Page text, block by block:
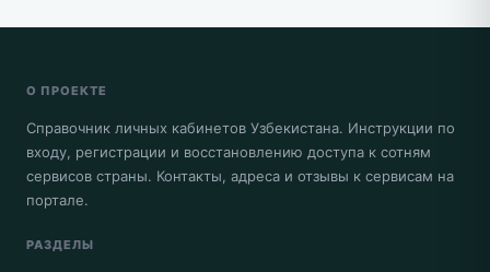
О ПРОЕКТЕ
Справочник личных кабинетов Узбекистана. Инструкции по
входу, регистрации и восстановлению доступа к сотням
сервисов страны. Контакты, адреса и отзывы к сервисам на
портале.
РАЗДЕЛЫ